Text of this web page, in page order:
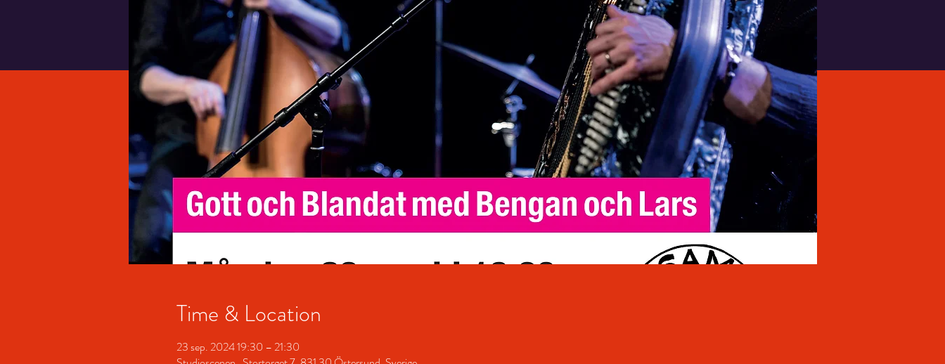
Time & Location
23 sep. 2024 19:30 – 21:30